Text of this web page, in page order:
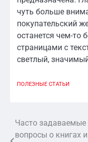
чуть больше
покупательский
останется чем-то
страницами с
светлый,
ПОЛЕЗНЫЕ СТАТЬИ
Навигация
Часто задаваемые
вопросы о книгах и